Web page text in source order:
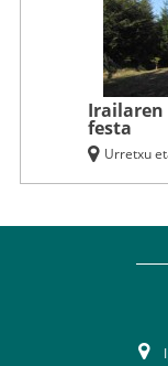
Irailaren
festa
Urretxu